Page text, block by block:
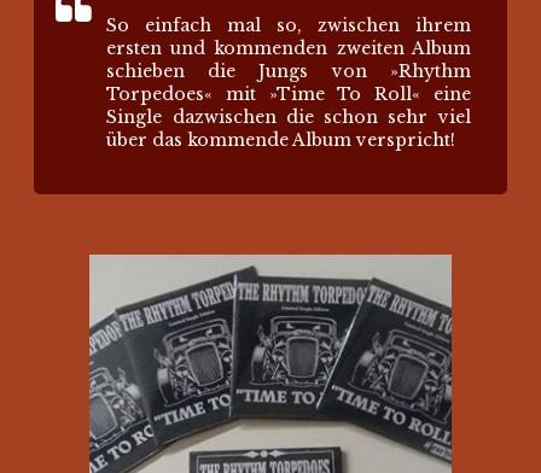
So einfach mal so, zwischen ihrem
ersten und kommenden zweiten Album
schieben die Jungs von »Rhythm
Torpedoes« mit »Time To Roll« eine
Single dazwischen die schon sehr viel
über das kommende Album verspricht!